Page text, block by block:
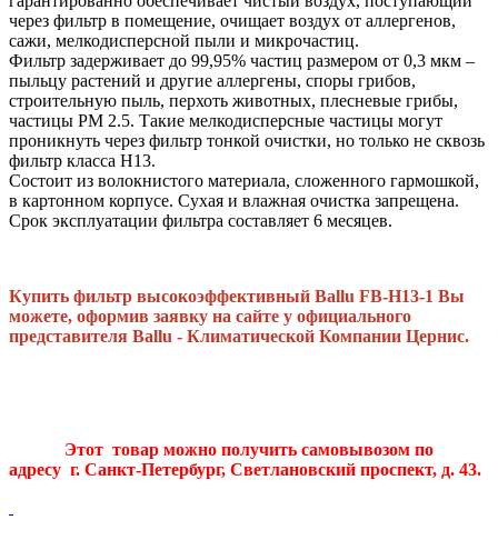
через фильтр в помещение, очищает воздух от аллергенов,
сажи, мелкодисперсной пыли и микрочастиц.
Фильтр задерживает до 99,95% частиц размером от 0,3 мкм –
пыльцу растений и другие аллергены, споры грибов,
строительную пыль, перхоть животных, плесневые грибы,
частицы PM 2.5. Такие мелкодисперсные частицы могут
проникнуть через фильтр тонкой очистки, но только не сквозь
фильтр класса H13.
Состоит из волокнистого материала, сложенного гармошкой,
в картонном корпусе. Сухая и влажная очистка запрещена.
Срок эксплуатации фильтра составляет 6 месяцев.
Купить фильтр высокоэффективный Ballu FB-H13-1 Вы
можете, оформив заявку на сайте у официального
представителя Ballu - Климатической Компании Цернис.
Этот товар можно получить самовывозом по
адресу г. Санкт-Петербург, Светлановский проспект, д. 43.